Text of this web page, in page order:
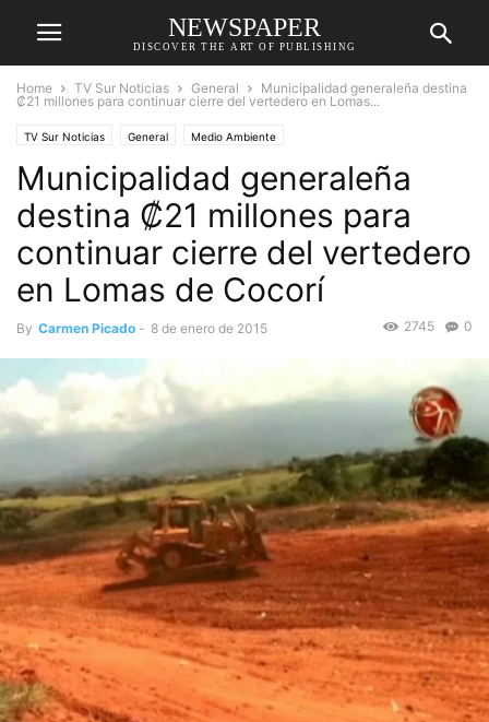
NEWSPAPER
DISCOVER THE ART OF PUBLISHING
Home TV Sur Noticias General
Municipalidad generaleña destina
₡21 millones para continuar cierre del vertedero en Lomas...
TV Sur Noticias General Medio Ambiente
Municipalidad generaleña
destina ₡21 millones para
continuar cierre del vertedero
en Lomas de Cocorí
By Carmen Picado - 8 de enero de 2015 0
2745